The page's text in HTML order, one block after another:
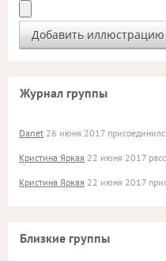
Журнал группы
Danet 26 июня 2017
Кристина Яркая 22 июня 2017
Кристина Яркая 22 июня 2017
Близкие группы